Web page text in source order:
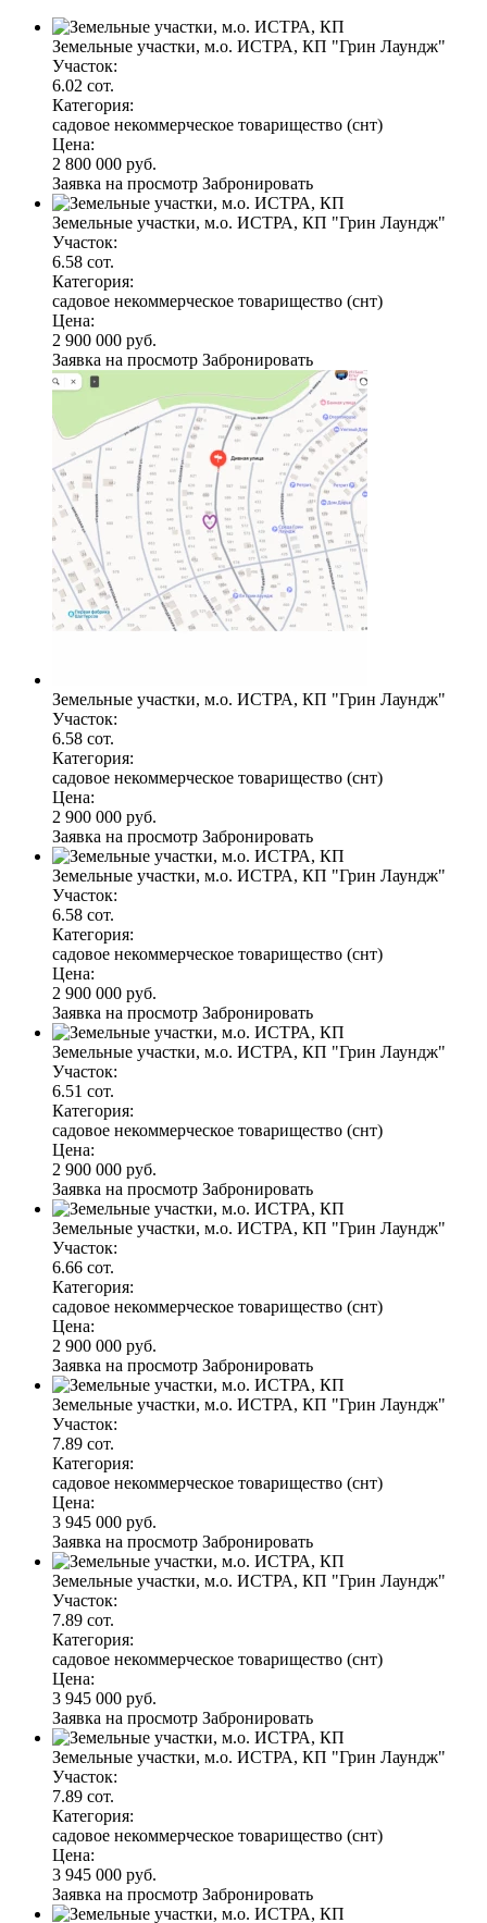
Земельные участки, м.о. ИСТРА, КП "Грин Лаундж"
Участок:
6.02 сот.
Категория:
садовое некоммерческое товарищество (снт)
Цена:
2 800 000 руб.
Заявка на просмотр Забронировать
Земельные участки, м.о. ИСТРА, КП "Грин Лаундж"
Участок:
6.58 сот.
Категория:
садовое некоммерческое товарищество (снт)
Цена:
2 900 000 руб.
Заявка на просмотр Забронировать
Земельные участки, м.о. ИСТРА, КП "Грин Лаундж"
Участок:
6.58 сот.
Категория:
садовое некоммерческое товарищество (снт)
Цена:
2 900 000 руб.
Заявка на просмотр Забронировать
Земельные участки, м.о. ИСТРА, КП "Грин Лаундж"
Участок:
6.58 сот.
Категория:
садовое некоммерческое товарищество (снт)
Цена:
2 900 000 руб.
Заявка на просмотр Забронировать
Земельные участки, м.о. ИСТРА, КП "Грин Лаундж"
Участок:
6.51 сот.
Категория:
садовое некоммерческое товарищество (снт)
Цена:
2 900 000 руб.
Заявка на просмотр Забронировать
Земельные участки, м.о. ИСТРА, КП "Грин Лаундж"
Участок:
6.66 сот.
Категория:
садовое некоммерческое товарищество (снт)
Цена:
2 900 000 руб.
Заявка на просмотр Забронировать
Земельные участки, м.о. ИСТРА, КП "Грин Лаундж"
Участок:
7.89 сот.
Категория:
садовое некоммерческое товарищество (снт)
Цена:
3 945 000 руб.
Заявка на просмотр Забронировать
Земельные участки, м.о. ИСТРА, КП "Грин Лаундж"
Участок:
7.89 сот.
Категория:
садовое некоммерческое товарищество (снт)
Цена:
3 945 000 руб.
Заявка на просмотр Забронировать
Земельные участки, м.о. ИСТРА, КП "Грин Лаундж"
Участок:
7.89 сот.
Категория:
садовое некоммерческое товарищество (снт)
Цена:
3 945 000 руб.
Заявка на просмотр Забронировать